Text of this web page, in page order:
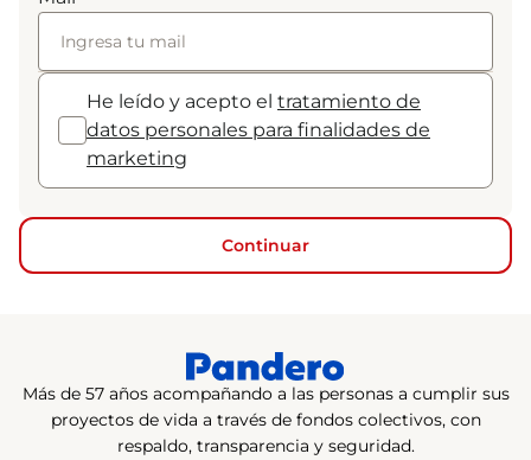
He leído y acepto el tratamiento de
datos personales para finalidades de
marketing
Continuar
Más de 57 años acompañando a las personas a cumplir sus
proyectos de vida a través de fondos colectivos, con
respaldo, transparencia y seguridad.